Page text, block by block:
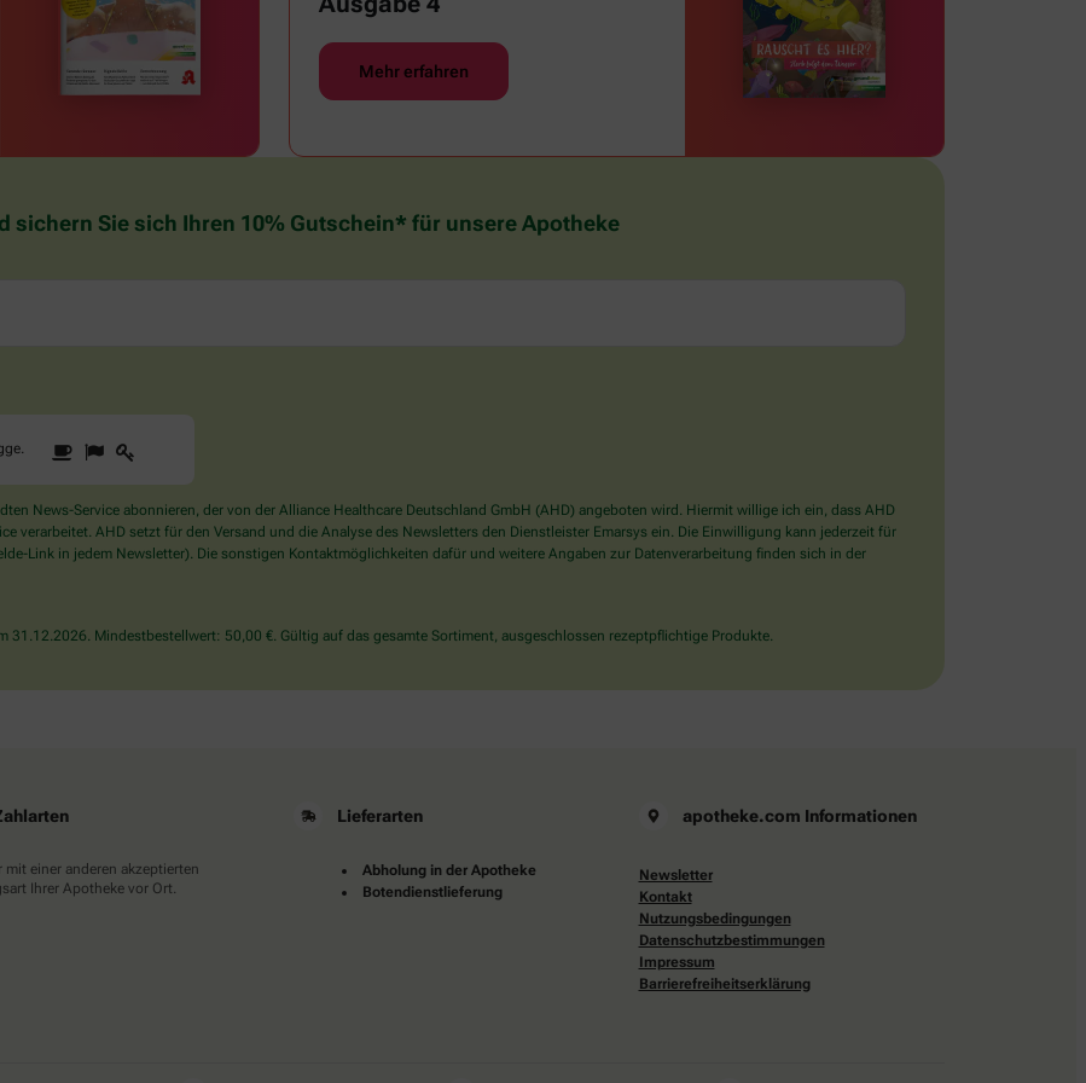
Mehr erfahren
sichern Sie sich Ihren 10% Gutschein* für unsere Apotheke
Sie
Mensch?
Dann
wählen
Flagge.
1 2
News-Service abonnieren, der von der Alliance Healthcare Deutschland GmbH (AHD) angeboten wird. Hiermit willige ich ein, dass AHD
verarbeitet. AHD setzt für den Versand und die Analyse des Newsletters den Dienstleister Emarsys ein. Die Einwilligung kann jederzeit für
Link in jedem Newsletter). Die sonstigen Kontaktmöglichkeiten dafür und weitere Angaben zur Datenverarbeitung finden sich in der
Mindestbestellwert: 50,00 €. Gültig auf das gesamte Sortiment, ausgeschlossen rezeptpflichtige Produkte.
mit einer anderen akzeptierten
Ihrer Apotheke vor Ort.
Lieferarten
Abholung in der Apotheke
Botendienstlieferung
apotheke.com Informationen
Newsletter
Kontakt
Nutzungsbedingungen
Datenschutzbestimmungen
Impressum
Barrierefreiheitserklärung